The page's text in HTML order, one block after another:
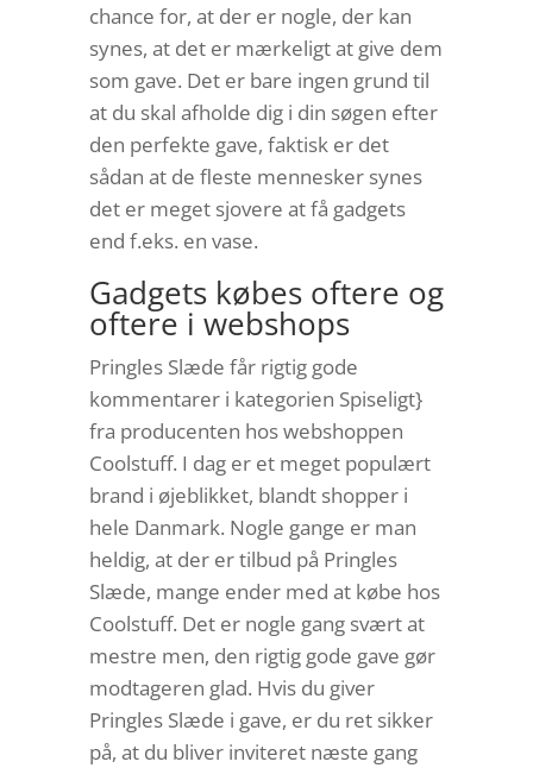
chance for, at der er nogle, der kan
synes, at det er mærkeligt at give dem
som gave. Det er bare ingen grund til
at du skal afholde dig i din søgen efter
den perfekte gave, faktisk er det
sådan at de fleste mennesker synes
det er meget sjovere at få gadgets
end f.eks. en vase.
Gadgets købes oftere og
oftere i webshops
Pringles Slæde får rigtig gode
kommentarer i kategorien Spiseligt}
fra producenten hos webshoppen
Coolstuff. I dag er et meget populært
brand i øjeblikket, blandt shopper i
hele Danmark. Nogle gange er man
heldig, at der er tilbud på Pringles
Slæde, mange ender med at købe hos
Coolstuff. Det er nogle gang svært at
mestre men, den rigtig gode gave gør
modtageren glad. Hvis du giver
Pringles Slæde i gave, er du ret sikker
på, at du bliver inviteret næste gang